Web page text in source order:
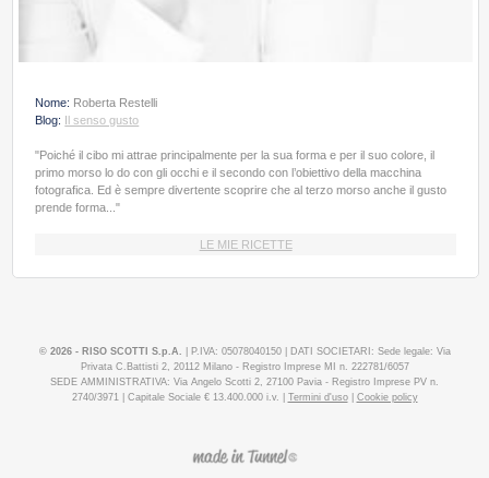
Nome: Roberta Restelli
Blog:
Il senso gusto
"Poiché il cibo mi attrae principalmente per la sua forma e per il suo colore, il
primo morso lo do con gli occhi e il secondo con l’obiettivo della macchina
fotografica. Ed è sempre divertente scoprire che al terzo morso anche il gusto
prende forma..."
LE MIE RICETTE
© 2026 - RISO SCOTTI S.p.A. | P.IVA: 05078040150 | DATI SOCIETARI: Sede legale: Via
Privata C.Battisti 2, 20112 Milano - Registro Imprese MI n. 222781/6057
SEDE AMMINISTRATIVA: Via Angelo Scotti 2, 27100 Pavia - Registro Imprese PV n.
2740/3971 | Capitale Sociale € 13.400.000 i.v. | Termini d'uso| Cookie policy